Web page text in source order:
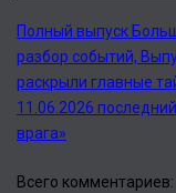
Полный выпуск
разбор событий,
раскрыли главные
11.06.2026
врага»
Всего комментариев: